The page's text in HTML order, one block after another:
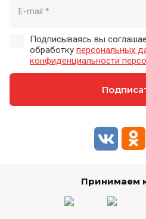
Подписываясь вы
обработку персональных
конфиденциальности
Принимаем